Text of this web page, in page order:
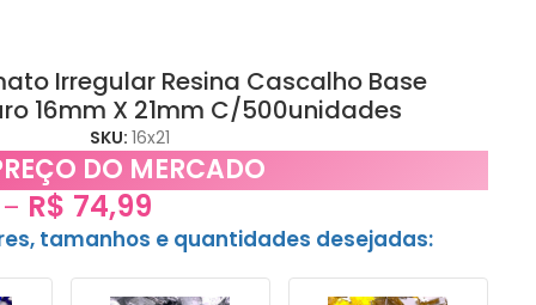
Irregular Resina Cascalho Base
16mm X 21mm C/500unidades
SKU:16x21
DO MERCADO
– R$ 74,99
tamanhos e quantidades desejadas: